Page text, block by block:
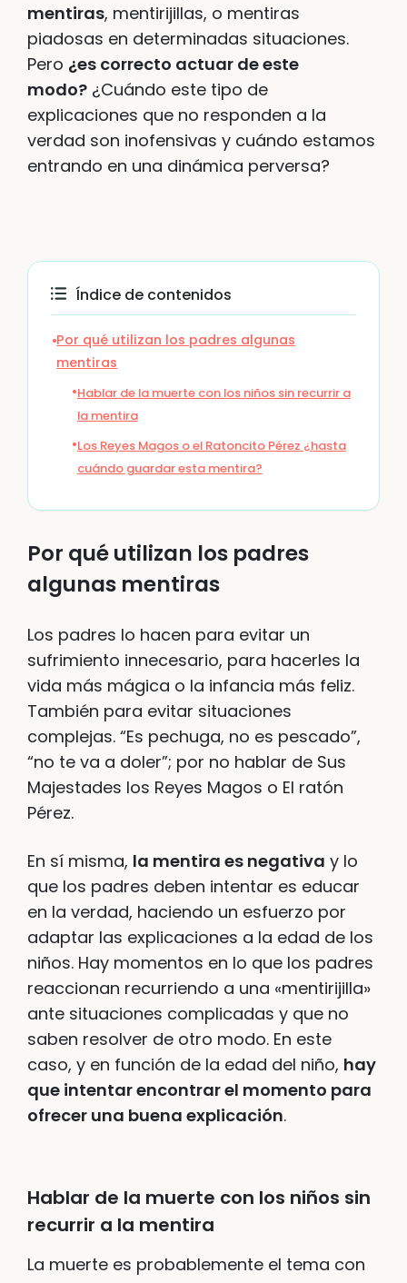
mentiras, mentirijillas, o mentiras
piadosas en determinadas situaciones.
Pero ¿es correcto actuar de este
modo? ¿Cuándo este tipo de
explicaciones que no responden a la
verdad son inofensivas y cuándo estamos
entrando en una dinámica perversa?
Índice de contenidos
Por qué utilizan los padres algunas
mentiras
Hablar de la muerte con los niños sin recurrir a
la mentira
Los Reyes Magos o el Ratoncito Pérez ¿hasta
cuándo guardar esta mentira?
Por qué utilizan los padres
algunas mentiras
Los padres lo hacen para evitar un
sufrimiento innecesario, para hacerles la
vida más mágica o la infancia más feliz.
También para evitar situaciones
complejas. “Es pechuga, no es pescado”,
“no te va a doler”; por no hablar de Sus
Majestades los Reyes Magos o El ratón
Pérez.
En sí misma, la mentira es negativa y lo
que los padres deben intentar es educar
en la verdad, haciendo un esfuerzo por
adaptar las explicaciones a la edad de los
niños. Hay momentos en lo que los padres
reaccionan recurriendo a una «mentirijilla»
ante situaciones complicadas y que no
saben resolver de otro modo. En este
caso, y en función de la edad del niño, hay
que intentar encontrar el momento para
ofrecer una buena explicación.
Hablar de la muerte con los niños sin
recurrir a la mentira
La muerte es probablemente el tema con